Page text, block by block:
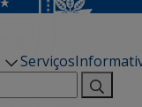
Serviços